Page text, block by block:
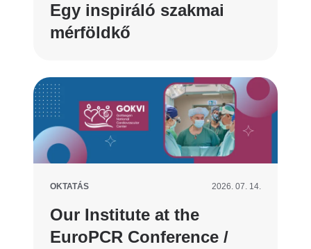
Egy inspiráló szakmai
mérföldkő
OKTATÁS 2026. 07. 14.
Our Institute at the
EuroPCR Conference /